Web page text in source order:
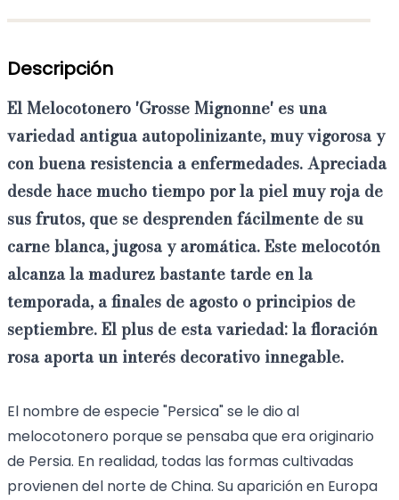
Descripción
ElMelocotonero 'Grosse Mignonne' es una
variedad antigua autopolinizante, muy vigorosa y
con buena resistencia a enfermedades. Apreciada
desde hace mucho tiempo por la piel muy roja de
sus frutos, que se desprenden fácilmente de su
carne blanca, jugosa y aromática. Este melocotón
alcanza la madurez bastante tarde en la
temporada, a finales de agosto o principios de
septiembre. El plus de esta variedad: la floración
rosa aportaun interés decorativo innegable.
El nombre de especie "Persica" se le dio al
melocotonero porque se pensaba que era originario
de Persia. En realidad, todas las formas cultivadas
provienen del norte de China. Su aparición en Europa